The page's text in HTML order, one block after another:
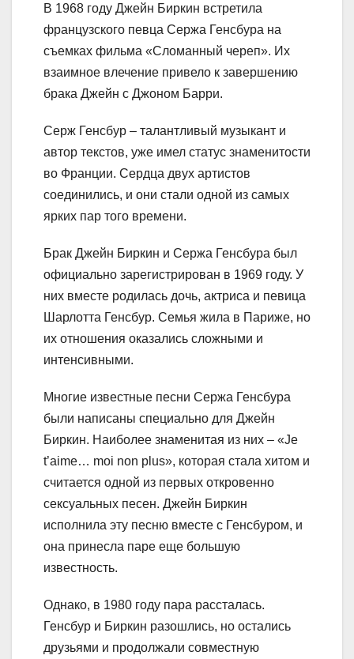
В 1968 году Джейн Биркин встретила
французского певца Сержа Генсбура на
съемках фильма «Сломанный череп». Их
взаимное влечение привело к завершению
брака Джейн с Джоном Барри.
Серж Генсбур – талантливый музыкант и
автор текстов, уже имел статус знаменитости
во Франции. Сердца двух артистов
соединились, и они стали одной из самых
ярких пар того времени.
Брак Джейн Биркин и Сержа Генсбура был
официально зарегистрирован в 1969 году. У
них вместе родилась дочь, актриса и певица
Шарлотта Генсбур. Семья жила в Париже, но
их отношения оказались сложными и
интенсивными.
Многие известные песни Сержа Генсбура
были написаны специально для Джейн
Биркин. Наиболее знаменитая из них – «Je
t’aime… moi non plus», которая стала хитом и
считается одной из первых откровенно
сексуальных песен. Джейн Биркин
исполнила эту песню вместе с Генсбуром, и
она принесла паре еще большую
известность.
Однако, в 1980 году пара рассталась.
Генсбур и Биркин разошлись, но остались
друзьями и продолжали совместную